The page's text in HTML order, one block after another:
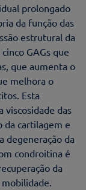
prolongado
da função das
estrutural da
GAGs que
que aumenta o
melhora o
Esta
viscosidade das
da cartilagem e
degeneração da
condroitina é
da